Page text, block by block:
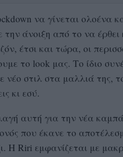
να γίνεται ολοένα
την άνοιξη από το να
έτσι και τώρα, οι
το look μας. Το ίδιο
νέο στιλ στα μαλλιά της,
κι εσύ.
αυτή για την νέα
που έκανε το
Η Riri εμφανίζεται με